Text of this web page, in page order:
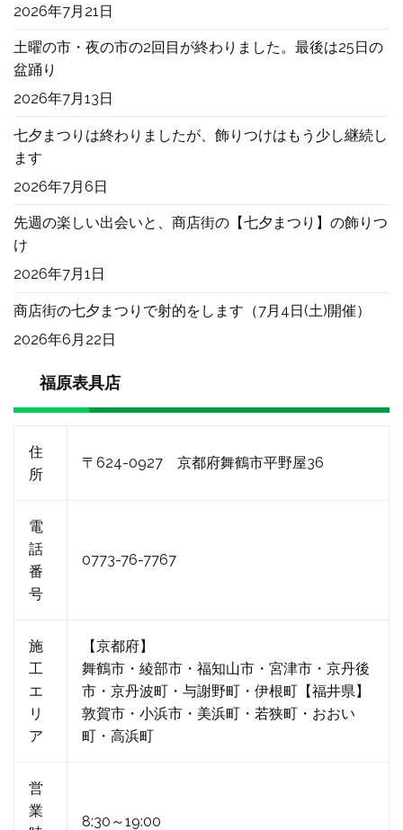
2026年7月21日
土曜の市・夜の市の2回目が終わりました。最後は25日の
盆踊り
2026年7月13日
七夕まつりは終わりましたが、飾りつけはもう少し継続し
ます
2026年7月6日
先週の楽しい出会いと、商店街の【七夕まつり】の飾りつ
け
2026年7月1日
商店街の七夕まつりで射的をします（7月4日(土)開催）
2026年6月22日
福原表具店
住
所
〒624-0927 京都府舞鶴市平野屋36
電
話
番
号
0773-76-7767
施
工
エ
リ
ア
【京都府】
舞鶴市・綾部市・福知山市・宮津市・京丹後
市・京丹波町・与謝野町・伊根町【福井県】
敦賀市・小浜市・美浜町・若狭町・おおい
町・高浜町
営
業
8:30～19:00